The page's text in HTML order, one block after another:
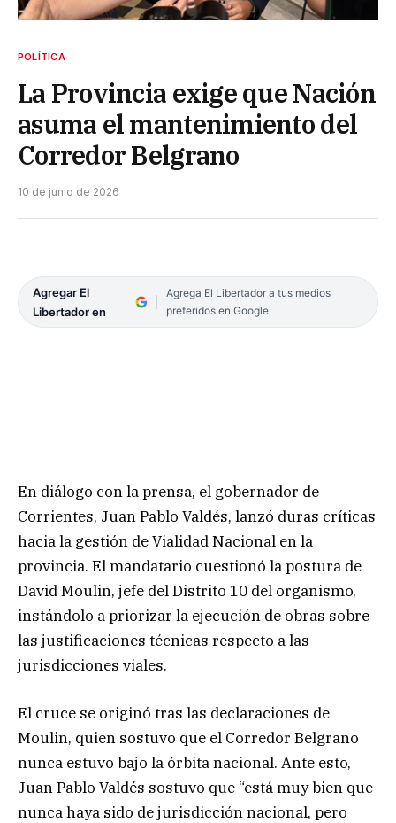
POLÍTICA
La Provincia exige que Nación
asuma el mantenimiento del
Corredor Belgrano
10 de junio de 2026
Agregar El
Libertador en
Agrega El Libertador a tus medios
preferidos en Google
En diálogo con la prensa, el gobernador de
Corrientes, Juan Pablo Valdés, lanzó duras críticas
hacia la gestión de Vialidad Nacional en la
provincia. El mandatario cuestionó la postura de
David Moulin, jefe del Distrito 10 del organismo,
instándolo a priorizar la ejecución de obras sobre
las justificaciones técnicas respecto a las
jurisdicciones viales.
El cruce se originó tras las declaraciones de
Moulin, quien sostuvo que el Corredor Belgrano
nunca estuvo bajo la órbita nacional. Ante esto,
Juan Pablo Valdés sostuvo que “está muy bien que
nunca haya sido de jurisdicción nacional, pero